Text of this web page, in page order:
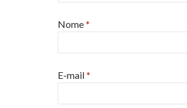
Nome*
E-mail*